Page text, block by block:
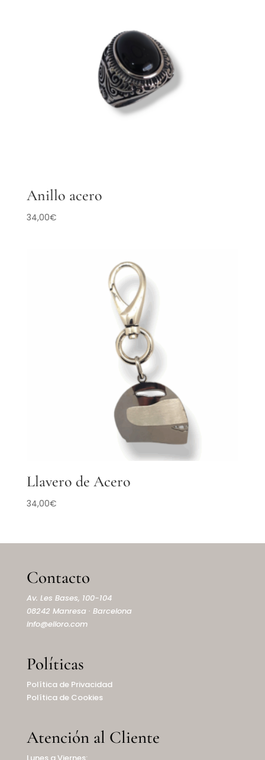
Anillo acero
34,00€
Llavero de Acero
34,00€
Contacto
Av. Les Bases, 100-104
08242 Manresa · Barcelona
info@elioro.com
Políticas
Política de Privacidad
Política de Cookies
Atención al Cliente